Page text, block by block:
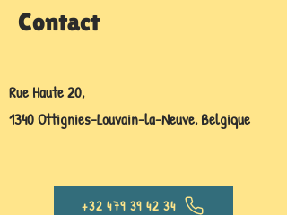
Contact
Rue Haute 20,
1340 Ottignies-Louvain-la-Neuve, Belgique
+32 479 39 42 34